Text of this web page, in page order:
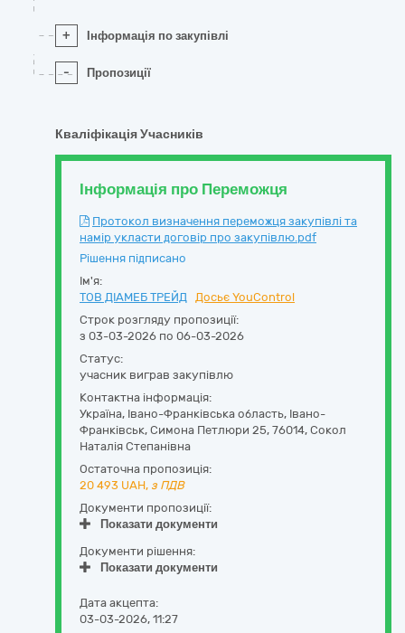
+ Інформація по закупівлі
- Пропозиції
Кваліфікація Учасників
Інформація про Переможця
Протокол визначення переможця закупівлі та
намір укласти договір про закупівлю.pdf
Рішення підписано
Ім'я:
ТОВ ДІАМЕБ ТРЕЙД Досьє YouControl
Строк розгляду пропозиції:
з 03-03-2026 по 06-03-2026
Статус:
учасник виграв закупівлю
Контактна інформація:
Україна, Івано-Франківська область, Івано-
Франківськ, Симона Петлюри 25, 76014, Сокол
Наталія Степанівна
Остаточна пропозиція:
20 493 UAH, з ПДВ
Документи пропозиції:
Показати документи
Документи рішення:
Показати документи
Дата акцепта:
03-03-2026, 11:27